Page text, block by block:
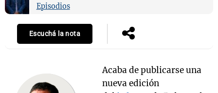
Episodios
Escuchá la nota
Acaba de publicarse una
nueva edición
La Sole en